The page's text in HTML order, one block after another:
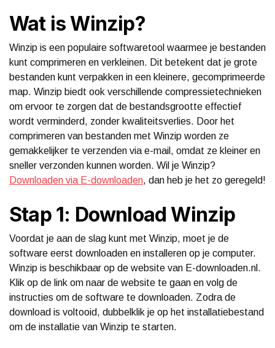
Wat is Winzip?
Winzip is een populaire softwaretool waarmee je bestanden
kunt comprimeren en verkleinen. Dit betekent dat je grote
bestanden kunt verpakken in een kleinere, gecomprimeerde
map. Winzip biedt ook verschillende compressietechnieken
om ervoor te zorgen dat de bestandsgrootte effectief
wordt verminderd, zonder kwaliteitsverlies. Door het
comprimeren van bestanden met Winzip worden ze
gemakkelijker te verzenden via e-mail, omdat ze kleiner en
sneller verzonden kunnen worden. Wil je Winzip?
Downloaden via E-downloaden, dan heb je het zo geregeld!
Stap 1: Download Winzip
Voordat je aan de slag kunt met Winzip, moet je de
software eerst downloaden en installeren op je computer.
Winzip is beschikbaar op de website van E-downloaden.nl.
Klik op de link om naar de website te gaan en volg de
instructies om de software te downloaden. Zodra de
download is voltooid, dubbelklik je op het installatiebestand
om de installatie van Winzip te starten.